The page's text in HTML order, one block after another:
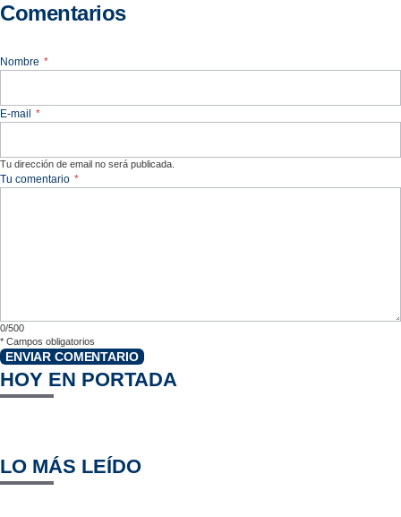
Comentarios
Nombre *
E-mail *
Tu dirección de email no será publicada.
Tu comentario *
0/500
* Campos obligatorios
ENVIAR COMENTARIO
HOY EN PORTADA
LO MÁS LEÍDO